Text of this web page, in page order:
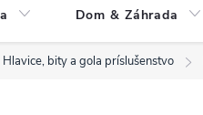
Dom & Záhrada
Hlavice, bity a gola príslušenstvo